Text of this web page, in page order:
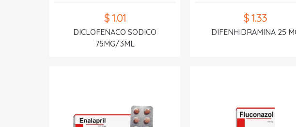
$ 1.01
DICLOFENACO SODICO
75MG/3ML
$ 1.33
DIFENHIDRAMINA 25